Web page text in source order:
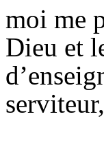
moi me
Dieu et